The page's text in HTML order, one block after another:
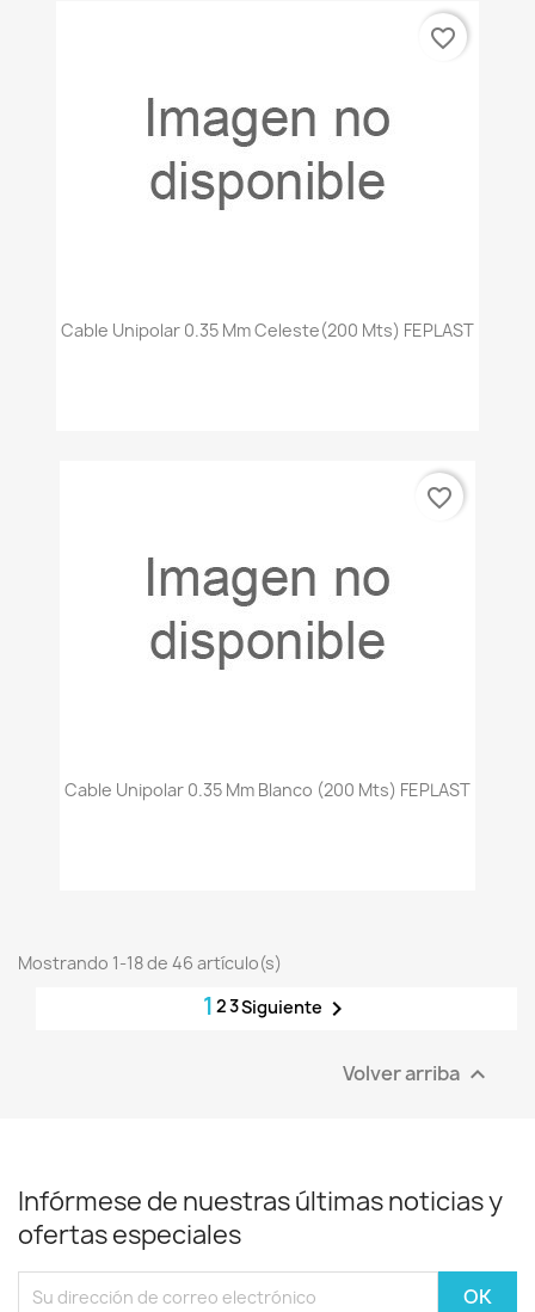
Cable Unipolar 0.35 Mm Celeste(200 Mts) FEPLAST
favorite_border
Cable Unipolar 0.35 Mm Blanco (200 Mts) FEPLAST
favorite_border
Mostrando 1-18 de 46 artículo(s)
1 23Siguiente 
Volver arriba 
Infórmese de nuestras últimas noticias y
ofertas especiales